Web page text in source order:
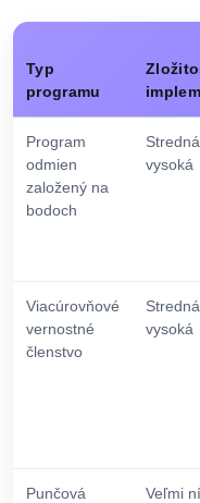
Typ
programu
Program
odmien
založený na
bodoch
vysoká
Viacúrovňové
vernostné
členstvo
vysoká
Punčová
Veľmi